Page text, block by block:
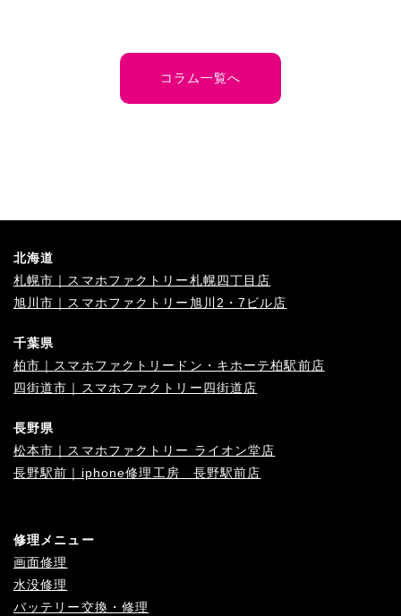
コラム一覧へ
北海道
札幌市｜スマホファクトリー札幌四丁目店
旭川市｜スマホファクトリー旭川2・7ビル店
千葉県
柏市｜スマホファクトリードン・キホーテ柏駅前店
四街道市｜スマホファクトリー四街道店
長野県
松本市｜スマホファクトリー ライオン堂店
長野駅前｜iphone修理工房 長野駅前店
修理メニュー
画面修理
水没修理
バッテリー交換・修理